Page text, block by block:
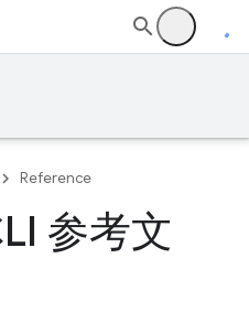
Reference
参考文